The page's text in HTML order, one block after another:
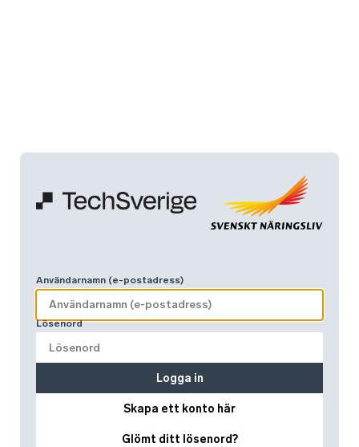
Användarnamn (e-postadress)
Lösenord
Skapa ett konto här
Glömt ditt lösenord?
Logga in